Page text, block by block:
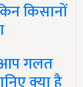
किसानों
आप गलत